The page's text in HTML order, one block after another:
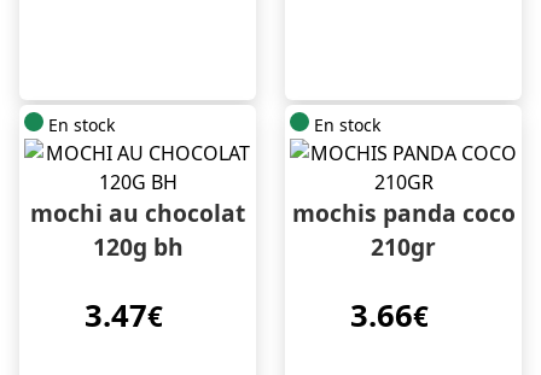
En stock
mochi au chocolat
120g bh
3.47€
En stock
mochis panda coco
210gr
3.66€